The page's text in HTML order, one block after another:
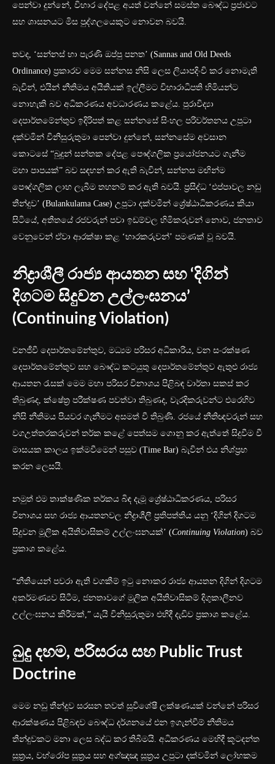
පෙන්වා දුන්නේ, විහාර දේපළ අයත් වන්නේ සමස්ත බෞද්ධ ප්‍රජාවට
සහ ශාසනයට මිස පුද්ගලයෙකුට නොවන බවයි.
තවද, ‘සන්නස් හා පැරණි ඔප්පු පනත’ (Sannas and Old Deeds
Ordinance) ප්‍රකාරව මෙම සන්නස නිසි ලෙස ලියාපදිංචි කර නොමැති
බැවින්, එයින් නීතිමය අයිතියක් ඉල්ලීමට විහාරාධිපති හිමියන්ට
නොහැකි බව අධිකරණය අවධාරණය කළේය. පුරාවිද්‍යා
දෙපාර්තමේන්තුව ඉදිරිපත් කළ සන්නසේ සිංහල පරිවර්තනය උපුටා
දක්වමින් විනිසුරුතුමා පෙන්වා දුන්නේ, සන්නසේම අවසාන
කොටසේ “බුදුන් සන්තක දේපළ පෞද්ගලික ප්‍රයෝජනයට ගැනීම
මහා පාපයක්” බව සඳහන් කර ඇති බැවින්, සන්නස මඟින්ම
පෞද්ගලික ලාභ ලැබීම තහනම් කර ඇති බවයි. ප්‍රසිද්ධ ‘එප්පාවල නඩු
තීන්දුව’ (Bulankulama Case) උපුටා දක්වමින් ශ්‍රේෂ්ඨාධිකරණය කියා
සිටියේ, අතීතයේ රජවරුන් පවා ඉඩම්වල හිමිකරුවන් නොව, ජනතාව
වෙනුවෙන් ඒවා ආරක්ෂා කළ ‘භාරකරුවන්’ පමණක් වූ බවයි.
නිද්‍රාශීලී රාජ්‍ය ආයතන සහ ‘දිගින්
දිගටම සිදුවන උල්ලංඝනය’
(Continuing Violation)
වනජීවී දෙපාර්තමේන්තුව, මධ්‍යම පරිසර අධිකාරිය, වන සංරක්ෂණ
දෙපාර්තමේන්තුව සහ බෞද්ධ කටයුතු දෙපාර්තමේන්තුව ඇතුළු රාජ්‍ය
ආයතන රැසක් මෙම මහා පරිසර විනාශය පිළිබඳ වාර්තා සකස් කර
තිබුණද, ක්ෂේත්‍ර පරීක්ෂණ පවත්වා තිබුණද, වැරදිකරුවන්ට එරෙහිව
නිසි නීතිමය පියවර ගැනීමට අසමත් වී තිබුණි. රජයේ නීතිඥවරුන් සහ
වගඋත්තරකරුවන් තර්ක කළේ පෙත්සම ගොනු කර ඇත්තේ සිදුවීම වී
මාසයක කාලය ඉක්මවීමෙන් පසුව (Time Bar) බැවින් එය නිශ්ප්‍රභ
කරන ලෙසයි.
නමුත් එම තාක්ෂණික තර්කය බිඳ දැමූ ශ්‍රේෂ්ඨාධිකරණය, පරිසර
විනාශය සහ රාජ්‍ය ආයතනවල නිද්‍රාශීලී ප්‍රතිපත්තිය යනු ‘දිගින් දිගටම
සිදුවන මූලික අයිතිවාසිකම් උල්ලංඝනයක්’ (Continuing Violation) බව
ප්‍රකාශ කළේය.
“නීතියෙන් පවරා ඇති වගකීම් ඉටු නොකර රාජ්‍ය ආයතන දිගින් දිගටම
අකර්මණ්‍යව සිටීම, ජනතාවගේ මූලික අයිතිවාසිකම් දිගුකාලීනව
උල්ලංඝනය කිරීමක්,” යැයි විනිසුරුතුමා එහිදී දැඩිව ප්‍රකාශ කළේය.
බුදු දහම, පරිසරය සහ Public Trust
Doctrine
මෙම නඩු තීන්දුව සරසන තවත් සුවිශේෂී ලක්ෂණයක් වන්නේ පරිසර
ආරක්ෂණය පිළිබඳව බෞද්ධ දර්ශනයේ එන ඉගැන්වීම් නීතිමය
තීන්දුවකට මනා ලෙස බද්ධ කර තිබීමයි. අධිකරණය මෙහිදී කූටදන්ත
සූත්‍රය, වහ්රෝප සූත්‍රය සහ අග්ඤඤ සූත්‍රය උපුටා දක්වමින් ලෝභකම